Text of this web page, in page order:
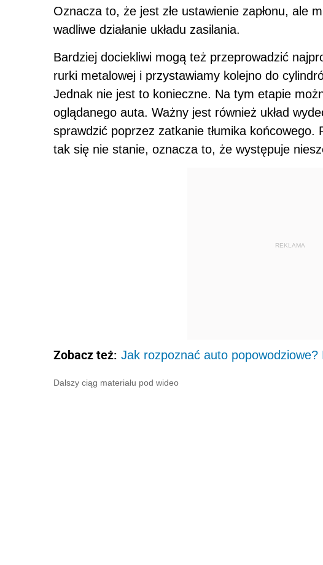
Oznacza to, że jest złe ustawienie zapłonu, ale
wadliwe działanie układu zasilania.
Bardziej dociekliwi mogą też przeprowadzić
rurki metalowej i przystawiamy kolejno do
Jednak nie jest to konieczne. Na tym etapie
oglądanego auta. Ważny jest również układ
sprawdzić poprzez zatkanie tłumika końcowego.
tak się nie stanie, oznacza to, że występuje
REKLAMA
Zobacz też: Jak rozpoznać auto popowodziowe?
Dalszy ciąg materiału pod wideo